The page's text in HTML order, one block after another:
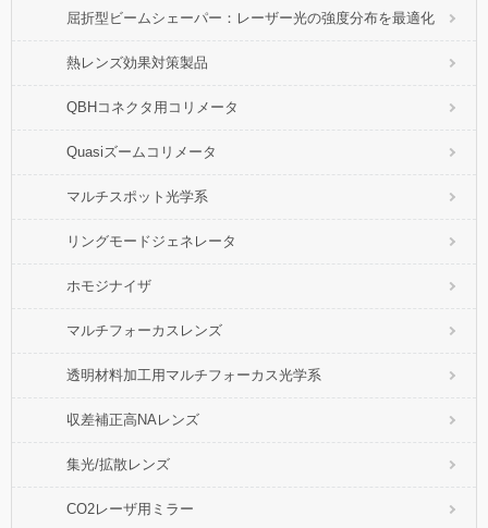
屈折型ビームシェーパー：レーザー光の強度分布を最適化
熱レンズ効果対策製品
QBHコネクタ用コリメータ
Quasiズームコリメータ
マルチスポット光学系
リングモードジェネレータ
ホモジナイザ
マルチフォーカスレンズ
透明材料加工用マルチフォーカス光学系
収差補正高NAレンズ
集光/拡散レンズ
CO2レーザ用ミラー